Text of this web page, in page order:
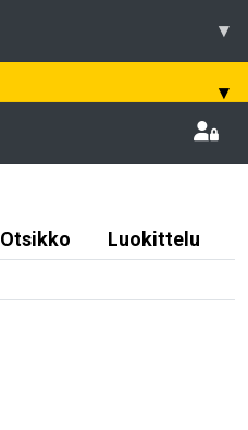
▾
▾
Otsikko
Luokittelu